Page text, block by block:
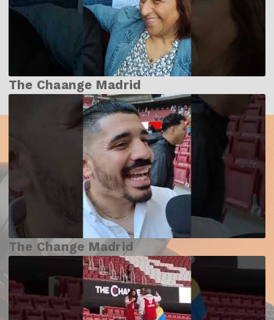
The Chaange Madrid
The Change Madrid